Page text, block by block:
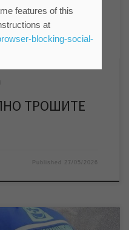
и бушењу […]
ТРОШИТЕ
Published 27/05/2026
features of this
at
blocking-social-